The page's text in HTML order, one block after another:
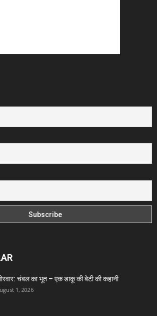
चंबल का भूत – एक डाकू की बेटी की कहानी
1, 2026